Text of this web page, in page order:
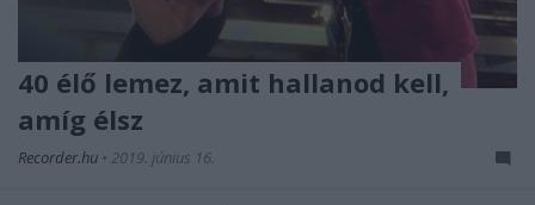
40 élő lemez, amit hallanod kell,
amíg élsz
Recorder.hu • 2019. június 16.